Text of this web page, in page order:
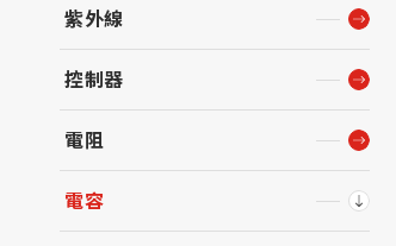
紫外線
控制器
電阻
電容